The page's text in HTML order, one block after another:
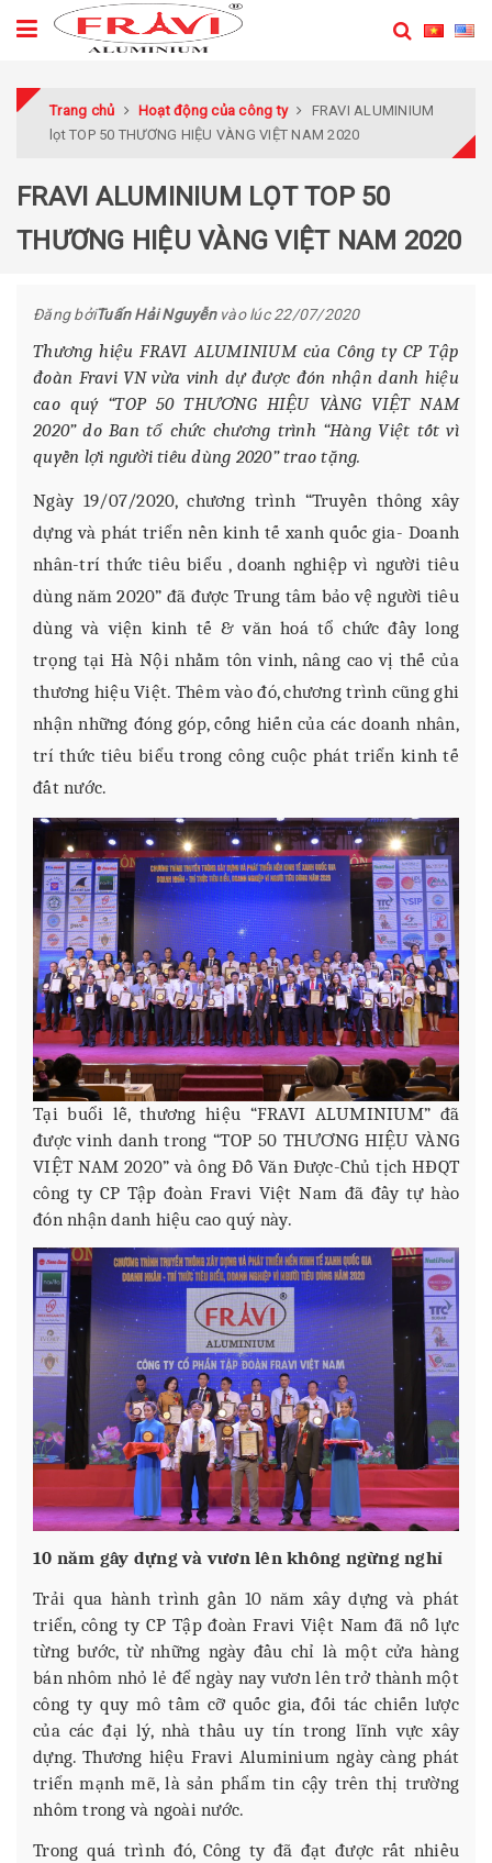
Trang chủ Hoạt động của công ty
FRAVI ALUMINIUM
lọt TOP 50 THƯƠNG HIỆU VÀNG VIỆT NAM 2020
FRAVI ALUMINIUM LỌT TOP 50
THƯƠNG HIỆU VÀNG VIỆT NAM 2020
Đăng bởiTuấn Hải Nguyễn vào lúc22/07/2020
Thương hiệu FRAVI ALUMINIUM của Công ty CP Tập
đoàn Fravi VN vừa vinh dự được đón nhận danh hiệu
cao quý “TOP 50 THƯƠNG HIỆU VÀNG VIỆT NAM
2020” do Ban tổ chức chương trình “Hàng Việt tốt vì
quyền lợi người tiêu dùng 2020” trao tặng.
Ngày 19/07/2020, chương trình “Truyền thông xây
dựng và phát triển nền kinh tế xanh quốc gia- Doanh
nhân-trí thức tiêu biểu , doanh nghiệp vì người tiêu
dùng năm 2020” đã được Trung tâm bảo vệ người tiêu
dùng và viện kinh tế & văn hoá tổ chức đầy long
trọng tại Hà Nội nhằm tôn vinh, nâng cao vị thế của
thương hiệu Việt. Thêm vào đó, chương trình cũng ghi
nhận những đóng góp, cống hiến của các doanh nhân,
trí thức tiêu biểu trong công cuộc phát triển kinh tế
đất nước.
Tại buổi lễ, thương hiệu “FRAVI ALUMINIUM” đã
được vinh danh trong “TOP 50 THƯƠNG HIỆU VÀNG
VIỆT NAM 2020” và ông Đỗ Văn Được-Chủ tịch HĐQT
công ty CP Tập đoàn Fravi Việt Nam đã đầy tự hào
đón nhận danh hiệu cao quý này.
10 năm gây dựng và vươn lên không ngừng nghỉ
Trải qua hành trình gần 10 năm xây dựng và phát
triển, công ty CP Tập đoàn Fravi Việt Nam đã nỗ lực
từng bước, từ những ngày đầu chỉ là một cửa hàng
bán nhôm nhỏ lẻ để ngày nay vươn lên trở thành một
công ty quy mô tầm cỡ quốc gia, đối tác chiến lược
của các đại lý, nhà thầu uy tín trong lĩnh vực xây
dựng. Thương hiệu Fravi Aluminium ngày càng phát
triển mạnh mẽ, là sản phẩm tin cậy trên thị trường
nhôm trong và ngoài nước.
Trong quá trình đó, Công ty đã đạt được rất nhiều